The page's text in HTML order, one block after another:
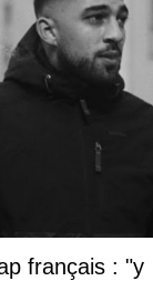
français : "y